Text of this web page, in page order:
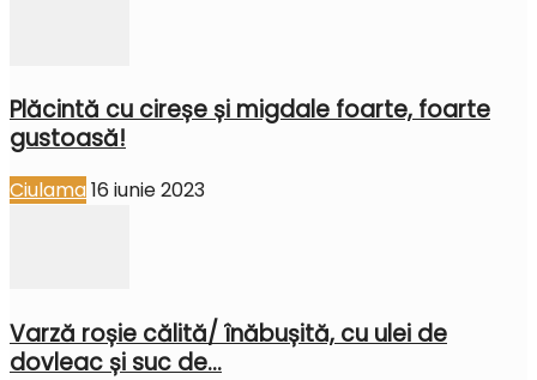
Plăcintă cu cireșe și migdale foarte, foarte
gustoasă!
Ciulama16 iunie 2023
Varză roșie călită/ înăbușită, cu ulei de
dovleac și suc de...